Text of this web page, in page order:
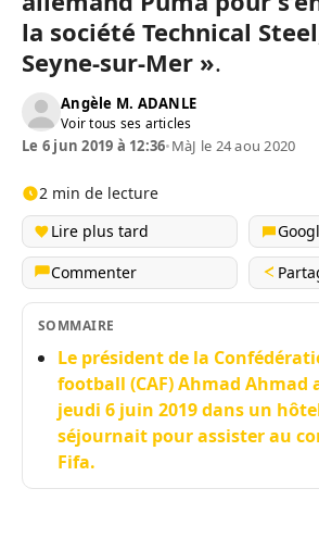
la société Technical
Seyne-sur-Mer ».
Angèle M. ADANLE
Voir tous ses articles
Le 6 jun 2019 à 12:36•MàJ le 24 aou 2020
2 min de lecture
Lire plus tard
Commenter
SOMMAIRE
Le président de la
football (CAF) Ahmad Ahmad
jeudi 6 juin 2019 dans un
séjournait pour assister au
Fifa.